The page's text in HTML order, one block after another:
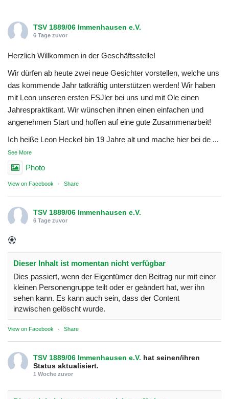
TSV 1889/06 Immenhausen e.V.
6 Tage zuvor
Herzlich Willkommen in der Geschäftsstelle!
Wir dürfen ab heute zwei neue Gesichter vorstellen, welche uns
das kommende Jahr tatkräftig unterstützen werden! Wir haben
mit Leon unseren ersten FSJler bei uns und mit Ole einen
Jahrespraktikant. Wir wünschen ihnen einen einfachen und
angenehmen Start und hoffen auf eine gute Zusammenarbeit!
Ich heiße Leon Heckel bin 19 Jahre alt und mache hier bei de ...
See More
Photo
View on Facebook · Share
TSV 1889/06 Immenhausen e.V.
6 Tage zuvor
Dieser Inhalt ist momentan nicht verfügbar
Dies passiert, wenn der Eigentümer den Beitrag nur mit einer
kleinen Personengruppe teilt oder er geändert hat, wer ihn
sehen kann. Es kann auch sein, dass der Content
inzwischen gelöscht wurde.
View on Facebook · Share
TSV 1889/06 Immenhausen e.V. hat seinen/ihren
Status aktualisiert.
1 Woche zuvor